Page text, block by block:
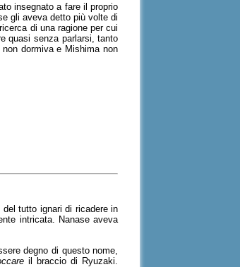
insegnato a fare il proprio
gli aveva detto più volte di
di una ragione per cui
quasi senza parlarsi, tanto
dormiva e Mishima non
tutto ignari di ricadere in
intricata. Nanase aveva
degno di questo nome,
il braccio di Ryuzaki.